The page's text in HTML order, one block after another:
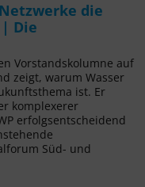
die
Die
Vorstandskolumne auf
zeigt, warum Wasser
ist. Er
komplexerer
erfolgsentscheidend
Süd- und